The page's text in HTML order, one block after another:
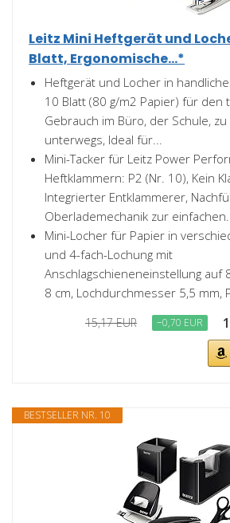
Leitz Mini Heftgerät und
Blatt, Ergonomische...*
Heftgerät und Locher in
10 Blatt (80 g/m2 Papier) für den
Gebrauch im Büro, der Schule,
unterwegs, Ideal für...
Mini-Tacker für Leitz Power
Heftklammern: P2 (Nr. 10), Kein
Integrierter Entklammerer,
Oberlademechanik zur
Mini-Locher für Papier in
und 4-fach-Lochung mit
Anschlagschieneneinstellung auf
8 cm, Lochdurchmesser 5,5 mm,
15,17 EUR −0,70 EUR
BESTSELLER NR. 10